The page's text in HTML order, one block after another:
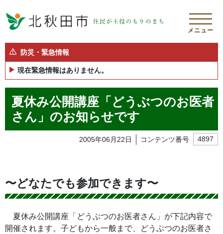
メニュー
防災・緊急情報
現在緊急情報はありません。
夏休み公開講座「どうぶつのお医者
さん」のお知らせです
2005年06月22日 コンテンツ番号 4897
〜どなたでも参加できます〜
夏休み公開講座「どうぶつのお医者さん」が下記内容で
開催されます。子どもから一般まで、どうぶつのお医者さ